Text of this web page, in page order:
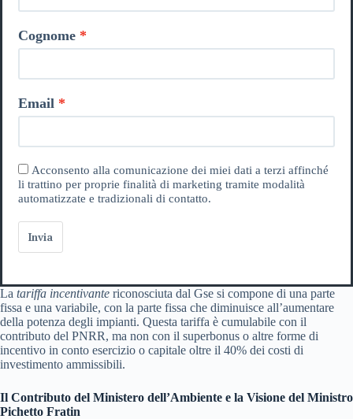
Cognome
Email
Acconsento alla comunicazione dei miei dati a terzi affinché
li trattino per proprie finalità di marketing tramite modalità
automatizzate e tradizionali di contatto.
Invia
La tariffa incentivante riconosciuta dal Gse si compone di una parte
fissa e una variabile, con la parte fissa che diminuisce all’aumentare
della potenza degli impianti. Questa tariffa è cumulabile con il
contributo del PNRR, ma non con il superbonus o altre forme di
incentivo in conto esercizio o capitale oltre il 40% dei costi di
investimento ammissibili.
Il Contributo del Ministero dell’Ambiente e la Visione del Ministro
Pichetto Fratin